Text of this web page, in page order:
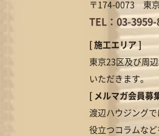
〒174-0073 東
TEL：03-3959-
[ 施工エリア ]
東京23区及び周
いただきます。
[ メルマガ会員募
渡辺ハウジング
役立つコラムなど